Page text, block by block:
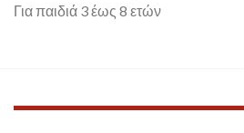
Για παιδιά 3 έως 8 ετών